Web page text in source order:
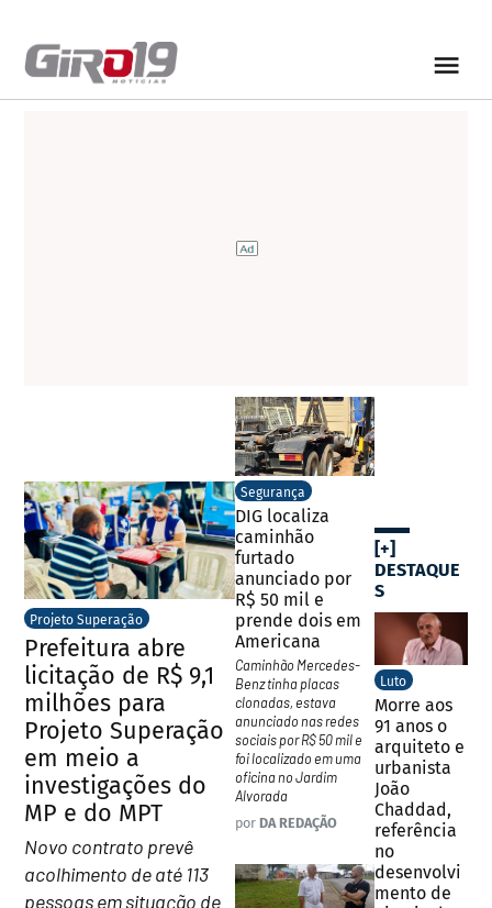
Projeto Superação
Prefeitura abre
licitação de R$ 9,1
milhões para
Projeto Superação
em meio a
investigações do
MP e do MPT
Novo contrato prevê
acolhimento de até 113
pessoas em situação de
Segurança
DIG localiza
caminhão
furtado
anunciado por
R$ 50 mil e
prende dois em
Americana
Caminhão Mercedes-
Benz tinha placas
clonadas, estava
anunciado nas redes
sociais por R$ 50 mil e
foi localizado em uma
oficina no Jardim
Alvorada
por DA REDAÇÃO
[+]
DESTAQUE
S
Luto
Morre aos
91 anos o
arquiteto e
urbanista
João
Chaddad,
referência
no
desenvolvi
mento de